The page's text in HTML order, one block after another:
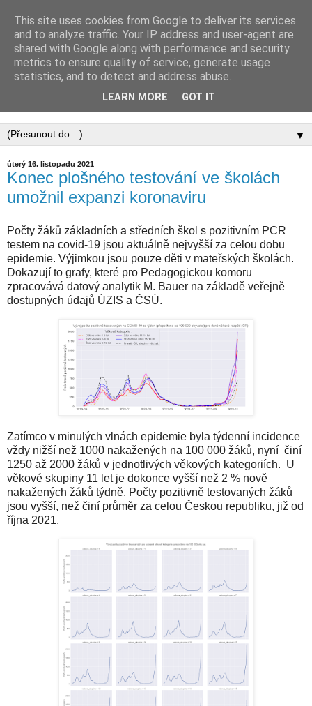
PEDAGOGICKÁ
KOMORA, ZAPSANÝ
▼
úterý 16. listopadu 2021
Konec plošného testování ve školách
umožnil expanzi koronaviru
Počty žáků základních a středních škol s pozitivním PCR
testem na covid-19 jsou aktuálně nejvyšší za celou dobu
epidemie. Výjimkou jsou pouze děti v mateřských školách.
Dokazují to grafy, které pro Pedagogickou komoru
zpracovává datový analytik M. Bauer na základě veřejně
dostupných údajů ÚZIS a ČSÚ.
Zatímco v minulých vlnách epidemie byla týdenní incidence
vždy nižší než 1000 nakažených na 100 000 žáků, nyní činí
1250 až 2000 žáků v jednotlivých věkových kategoriích. U
věkové skupiny 11 let je dokonce vyšší než 2 % nově
nakažených žáků týdně. Počty pozitivně testovaných žáků
jsou vyšší, než činí průměr za celou Českou republiku, již od
října 2021.
This site uses cookies from Google to deliver its services
and to analyze traffic. Your IP address and user-agent are
shared with Google along with performance and security
metrics to ensure quality of service, generate usage
statistics, and to detect and address abuse.
LEARN MORE GOT IT